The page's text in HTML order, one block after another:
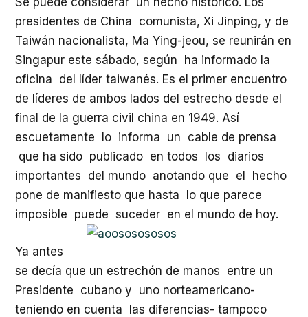
audio
presidentes de China comunista, Xi Jinping, y de
Taiwán nacionalista, Ma Ying-jeou, se reunirán en
Singapur este sábado, según ha informado la
oficina del líder taiwanés. Es el primer encuentro
de líderes de ambos lados del estrecho desde el
final de la guerra civil china en 1949. Así
escuetamente lo informa un cable de prensa
que ha sido publicado en todos los diarios
importantes del mundo anotando que el hecho
pone de manifiesto que hasta lo que parece
imposible puede suceder en el mundo de hoy.
Ya antes
se decía que un estrechón de manos entre un
Presidente cubano y uno norteamericano-
teniendo en cuenta las diferencias- tampoco